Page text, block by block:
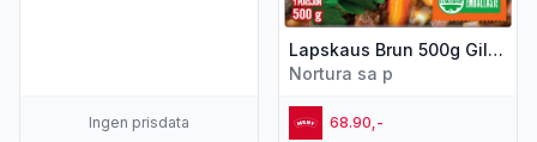
Ingen prisdata
Lapskaus Brun 500g Gilde
Nortura sa p
68.90,-